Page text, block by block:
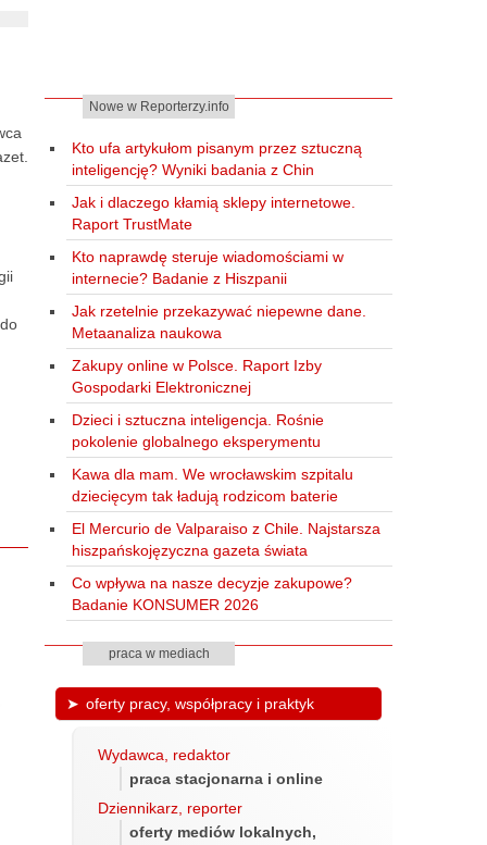
Nowe w Reporterzy.info
Kto ufa artykułom pisanym przez sztuczną
inteligencję? Wyniki badania z Chin
Jak i dlaczego kłamią sklepy internetowe.
Raport TrustMate
Kto naprawdę steruje wiadomościami w
internecie? Badanie z Hiszpanii
Jak rzetelnie przekazywać niepewne dane.
Metaanaliza naukowa
Zakupy online w Polsce. Raport Izby
Gospodarki Elektronicznej
Dzieci i sztuczna inteligencja. Rośnie
pokolenie globalnego eksperymentu
Kawa dla mam. We wrocławskim szpitalu
dziecięcym tak ładują rodzicom baterie
El Mercurio de Valparaiso z Chile. Najstarsza
hiszpańskojęzyczna gazeta świata
Co wpływa na nasze decyzje zakupowe?
Badanie KONSUMER 2026
praca w mediach
oferty pracy, współpracy i praktyk
Wydawca, redaktor
praca stacjonarna i online
Dziennikarz, reporter
oferty mediów lokalnych,